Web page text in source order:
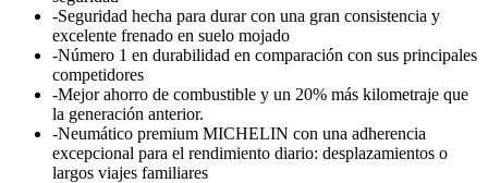
-Seguridad hecha para durar con una gran consistencia y
excelente frenado en suelo mojado
-Número 1 en durabilidad en comparación con sus principales
competidores
-Mejor ahorro de combustible y un 20% más kilometraje que
la generación anterior.
-Neumático premium MICHELIN con una adherencia
excepcional para el rendimiento diario: desplazamientos o
largos viajes familiares